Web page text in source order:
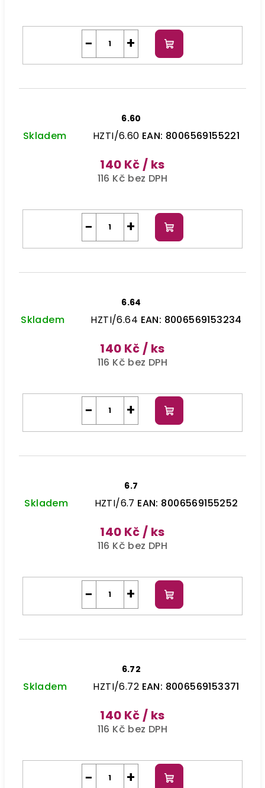
+
− Do
košíku
6.60
Skladem HZTI/6.60 EAN: 8006569155221
140 Kč / ks
116 Kč bez DPH
+
− Do
košíku
6.64
Skladem HZTI/6.64 EAN: 8006569153234
140 Kč / ks
116 Kč bez DPH
+
− Do
košíku
6.7
Skladem HZTI/6.7 EAN: 8006569155252
140 Kč / ks
116 Kč bez DPH
+
− Do
košíku
6.72
Skladem HZTI/6.72 EAN: 8006569153371
140 Kč / ks
116 Kč bez DPH
+
− Do